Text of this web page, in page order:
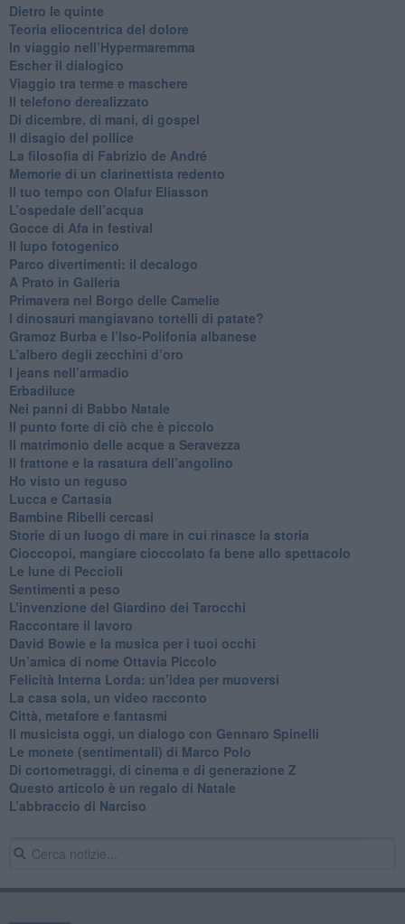
​Dietro le quinte
​Teoria eliocentrica del dolore
In viaggio nell’Hypermaremma
​Escher il dialogico
​Viaggio tra terme e maschere
Il telefono derealizzato
​Di dicembre, di mani, di gospel
​Il disagio del pollice
​La filosofia di Fabrizio de André
Memorie di un clarinettista redento
​Il tuo tempo con Olafur Eliasson
​L’ospedale dell’acqua
​Gocce di Afa in festival
​Il lupo fotogenico
​Parco divertimenti: il decalogo
​A Prato in Galleria
​Primavera nel Borgo delle Camelie
I dinosauri mangiavano tortelli di patate?
​Gramoz Burba e l’Iso-Polifonia albanese
L’albero degli zecchini d’oro
​I jeans nell’armadio
Erbadiluce
Nei panni di Babbo Natale
​Il punto forte di ciò che è piccolo
​Il matrimonio delle acque a Seravezza
​Il frattone e la rasatura dell’angolino
​Ho visto un reguso
Lucca e Cartasia
Bambine Ribelli cercasi
Storie di un luogo di mare in cui rinasce la storia
Cioccopoi, mangiare cioccolato fa bene allo spettacolo
​Le lune di Peccioli
​Sentimenti a peso
​L’invenzione del Giardino dei Tarocchi
​Raccontare il lavoro
David Bowie e la musica per i tuoi occhi
Un’amica di nome Ottavia Piccolo
​Felicità Interna Lorda: un’idea per muoversi
​La casa sola, un video racconto
​Città, metafore e fantasmi
Il musicista oggi, un dialogo con Gennaro Spinelli
Le monete (sentimentali) di Marco Polo
​Di cortometraggi, di cinema e di generazione Z
​Questo articolo è un regalo di Natale
L’abbraccio di Narciso